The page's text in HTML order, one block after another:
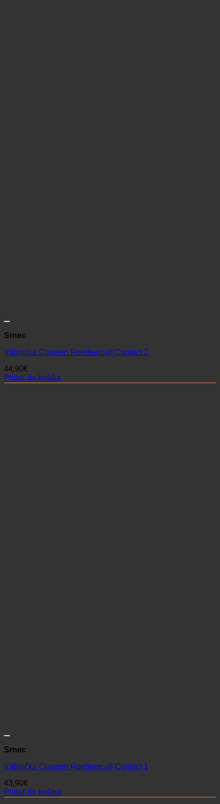
Srnec
Vábnička Clausen Roedeercall Contact 2
44,90€
Pridať do košíka
Srnec
Vábnička Clausen Roedeercall Contact 1
43,90€
Pridať do košíka